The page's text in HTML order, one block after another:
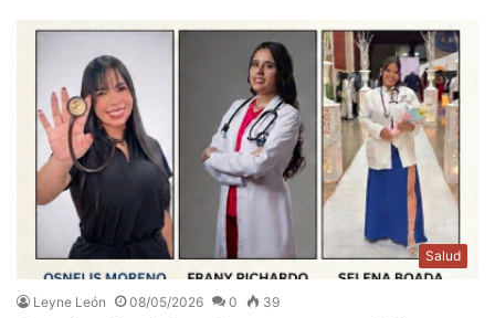
Salud
Leyne León 08/05/2026 0 39